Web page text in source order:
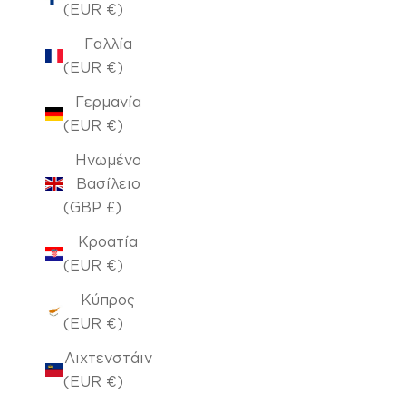
(EUR €)
Γαλλία
(EUR €)
Γερμανία
(EUR €)
Ηνωμένο
Βασίλειο
(GBP £)
Κροατία
(EUR €)
Κύπρος
(EUR €)
Λιχτενστάιν
(EUR €)